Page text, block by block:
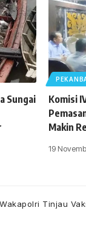
Sungai
Komisi
Makin
19
Wakapolri Tinjau